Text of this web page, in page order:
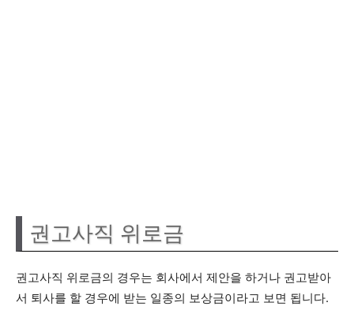
권고사직 위로금
권고사직 위로금의 경우는 회사에서 제안을 하거나 권고받아
서 퇴사를 할 경우에 받는 일종의 보상금이라고 보면 됩니다.